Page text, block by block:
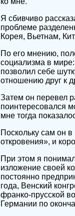
Я сбивчиво
проблеме
Корея, Вьетнам,
По его мнению,
социализма в
позволил себе
отношению друг к
Затем он перевел
поинтересовался
мне тогда
Поскольку сам он
откровения», и
При этом я
изложение своей
постоянно
года, Венский
франко-прусской
Германии по